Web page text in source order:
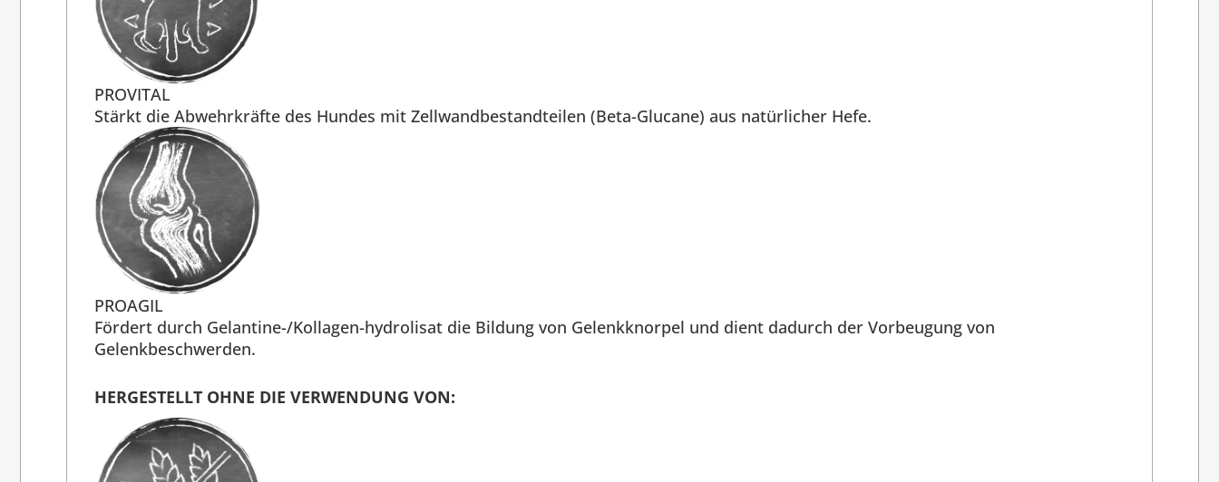
PROVITAL
Stärkt die Abwehrkräfte des Hundes mit Zellwandbestandteilen (Beta-Glucane) aus natürlicher Hefe.
PROAGIL
Fördert durch Gelantine-/Kollagen-hydrolisat die Bildung von Gelenkknorpel und dient dadurch der Vorbeugung von
Gelenkbeschwerden.
HERGESTELLT OHNE DIE VERWENDUNG VON: